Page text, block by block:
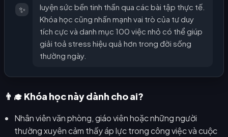
✨
luyện sức bền tinh thần qua các bài tập thực tế.
Khóa học cũng nhấn mạnh vai trò của tư duy
tích cực và danh mục 100 việc nhỏ có thể giúp
giải toả stress hiệu quả hơn trong đời sống
thường ngày.
👨‍🎓 Khóa học này dành cho ai?
Nhân viên văn phòng, giáo viên hoặc những người
thường xuyên cảm thấy áp lực trong công việc và cuộc